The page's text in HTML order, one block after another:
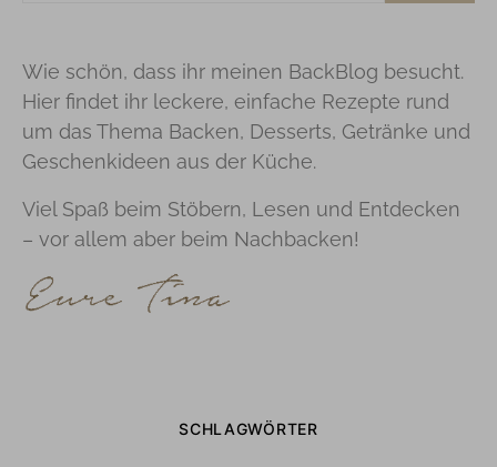
Wie schön, dass ihr meinen BackBlog besucht.
Hier findet ihr leckere, einfache Rezepte rund
um das Thema Backen, Desserts, Getränke und
Geschenkideen aus der Küche.
Viel Spaß beim Stöbern, Lesen und Entdecken
– vor allem aber beim Nachbacken!
SCHLAGWÖRTER